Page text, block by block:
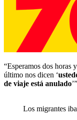
“Esperamos dos horas
último nos dicen ‘
de viaje está anulado
Los migrantes